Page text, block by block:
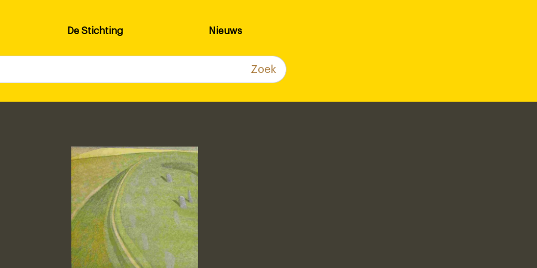
De Stichting Nieuws